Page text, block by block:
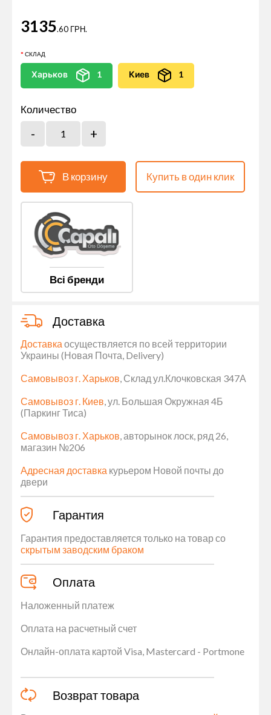
3135.60 ГРН.
СКЛАД
Харьков 1 Киев 1
Количество
В корзину Купить в один клик
Всі бренди
Доставка
Доставка осуществляется по всей территории
Украины (Новая Почта, Delivery)
Самовывоз г. Харьков, Склад ул.Клочковская 347А
Самовывоз г. Киев, ул. Большая Окружная 4Б
(Паркинг Тиса)
Самовывоз г. Харьков, авторынок лоск, ряд 26,
магазин №206
Адресная доставка курьером Новой почты до
двери
Гарантия
Гарантия предоставляется только на товар со
скрытым заводским браком
Оплата
Наложенный платеж
Оплата на расчетный счет
Онлайн-оплата картой Visa, Mastercard - Portmone
Возврат товара